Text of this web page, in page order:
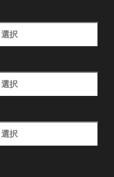
選択
選択
選択